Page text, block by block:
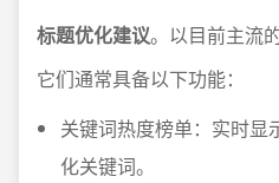
标题优化建议。以目前主流
它们通常具备以下功能：
关键词热度榜单：实时显
化关键词。